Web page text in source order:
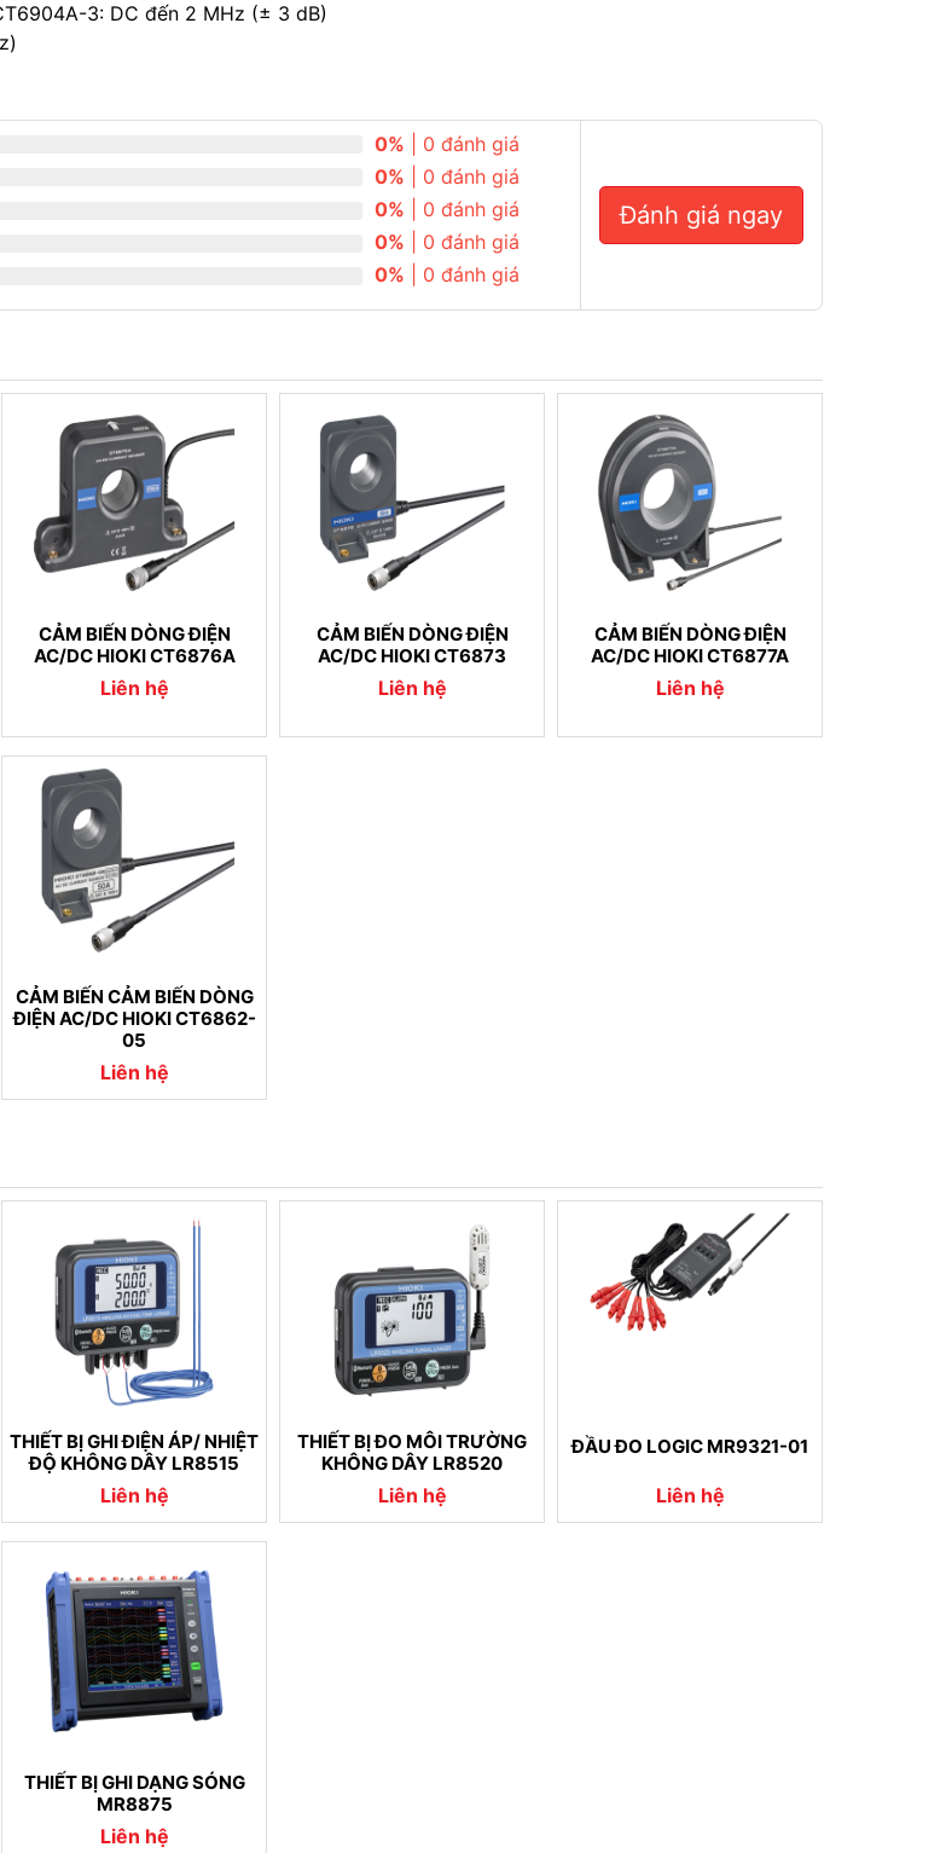
3: DC đến 2 MHz (± 3 dB)
0% | 0 đánh giá
0% | 0 đánh giá
0% | 0 đánh giá
0% | 0 đánh giá
0% | 0 đánh giá
Đánh giá ngay
CẢM BIẾN DÒNG ĐIỆN
AC/DC HIOKI CT6876A
Liên hệ
CẢM BIẾN DÒNG ĐIỆN
AC/DC HIOKI CT6873
Liên hệ
CẢM BIẾN DÒNG ĐIỆN
AC/DC HIOKI CT6877A
Liên hệ
CẢM BIẾN CẢM BIẾN DÒNG
ĐIỆN AC/DC HIOKI CT6862-
05
Liên hệ
THIẾT BỊ GHI ĐIỆN ÁP/ NHIỆT
ĐỘ KHÔNG DÂY LR8515
Liên hệ
THIẾT BỊ ĐO MÔI TRƯỜNG
KHÔNG DÂY LR8520
Liên hệ
ĐẦU ĐO LOGIC MR9321-01
Liên hệ
THIẾT BỊ GHI DẠNG SÓNG
MR8875
Liên hệ